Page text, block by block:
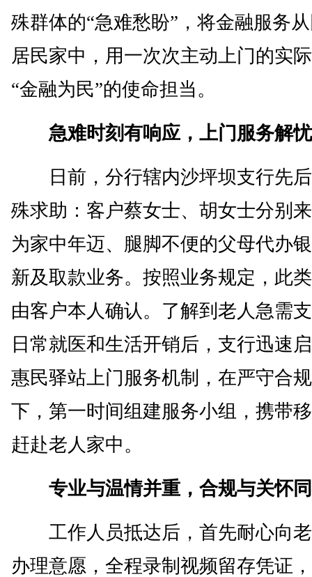
殊群体的“急难愁盼”，将金融服务
居民家中，用一次次主动上门的实
“金融为民”的使命担当。
急难时刻有响应，上门服务解
日前，分行辖内沙坪坝支行先后
殊求助：客户蔡女士、胡女士分别
为家中年迈、腿脚不便的父母代办
新及取款业务。按照业务规定，此
由客户本人确认。了解到老人急需
日常就医和生活开销后，支行迅速
惠民驿站上门服务机制，在严守合
下，第一时间组建服务小组，携带
赶赴老人家中。
专业与温情并重，合规与关怀
工作人员抵达后，首先耐心向老
办理意愿，全程录制视频留存凭证